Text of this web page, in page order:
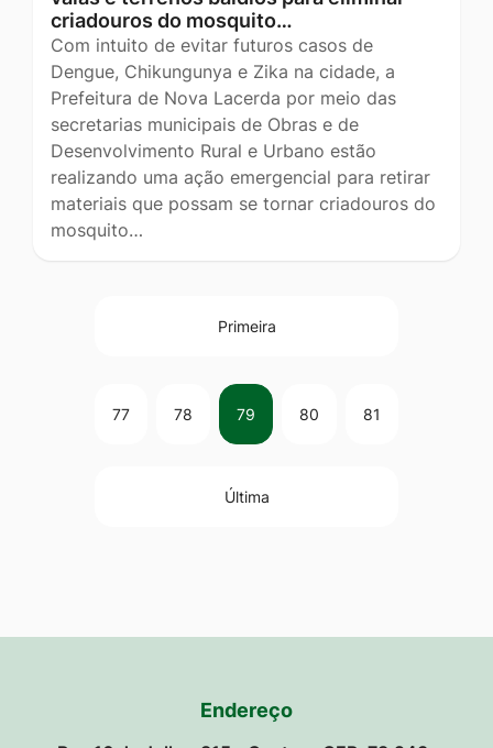
criadouros do mosquito…
Com intuito de evitar futuros casos de
Dengue, Chikungunya e Zika na cidade, a
Prefeitura de Nova Lacerda por meio das
secretarias municipais de Obras e de
Desenvolvimento Rural e Urbano estão
realizando uma ação emergencial para retirar
materiais que possam se tornar criadouros do
mosquito…
Primeira
77 78 79 80 81
Última
Endereço